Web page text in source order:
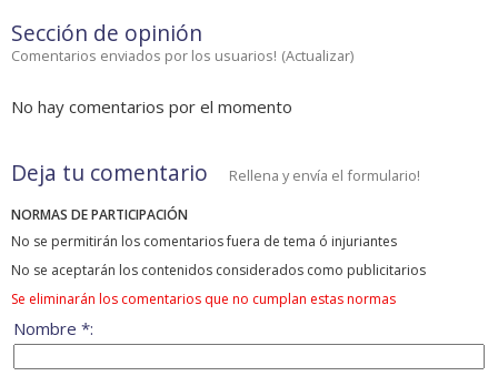
Sección de opinión
Comentarios enviados por los usuarios! (Actualizar)
No hay comentarios por el momento
Deja tu comentario Rellena y envía el formulario!
NORMAS DE PARTICIPACIÓN
No se permitirán los comentarios fuera de tema ó injuriantes
No se aceptarán los contenidos considerados como publicitarios
Se eliminarán los comentarios que no cumplan estas normas
Nombre *: